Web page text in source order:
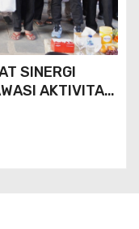
SINERGI
AKTIVITAS